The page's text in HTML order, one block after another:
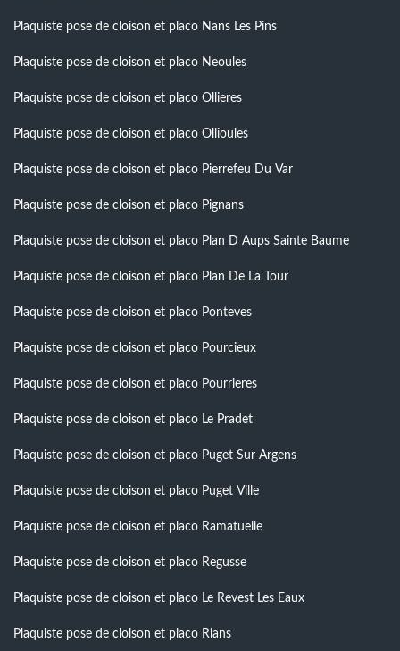
Plaquiste pose de cloison et placo Nans Les Pins
Plaquiste pose de cloison et placo Neoules
Plaquiste pose de cloison et placo Ollieres
Plaquiste pose de cloison et placo Ollioules
Plaquiste pose de cloison et placo Pierrefeu Du Var
Plaquiste pose de cloison et placo Pignans
Plaquiste pose de cloison et placo Plan D Aups Sainte Baume
Plaquiste pose de cloison et placo Plan De La Tour
Plaquiste pose de cloison et placo Ponteves
Plaquiste pose de cloison et placo Pourcieux
Plaquiste pose de cloison et placo Pourrieres
Plaquiste pose de cloison et placo Le Pradet
Plaquiste pose de cloison et placo Puget Sur Argens
Plaquiste pose de cloison et placo Puget Ville
Plaquiste pose de cloison et placo Ramatuelle
Plaquiste pose de cloison et placo Regusse
Plaquiste pose de cloison et placo Le Revest Les Eaux
Plaquiste pose de cloison et placo Rians